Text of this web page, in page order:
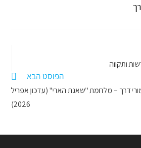
ותקווה
הפוסט הבא
דרך – מלחמת "שאגת הארי" (עדכון אפריל
2026)